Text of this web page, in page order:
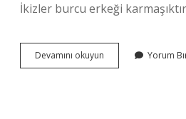
İkizler burcu erkeği
Devamını okuyun
Burcu
Yorum